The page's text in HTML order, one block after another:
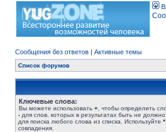
Сообщения без ответов | Активные темы
Список форумов
Ключевые слова:
Вы можете использовать + , чтобы определить
- для слов, которых в результатах быть не
для поиска любого слова из списка. Используйте *
совпадения.